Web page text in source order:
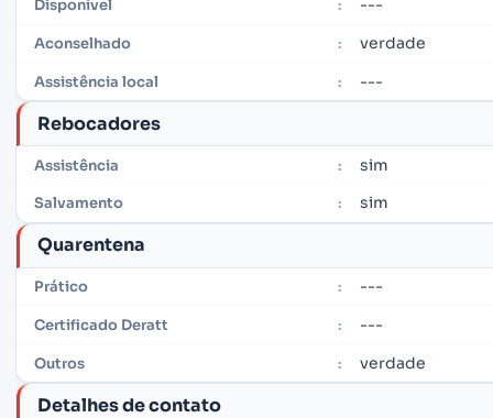
Disponível : ---
Aconselhado : verdade
Assistência local : ---
Rebocadores
Assistência : sim
Salvamento : sim
Quarentena
Prático : ---
Certificado Deratt : ---
Outros : verdade
Detalhes de contato